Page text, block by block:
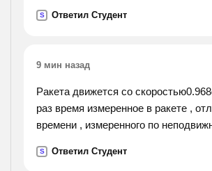
S Ответил Студент
9 мин назад
Ракета движется со
раз время измеренное в ракете ,
времени , измеренного по
S Ответил Студент